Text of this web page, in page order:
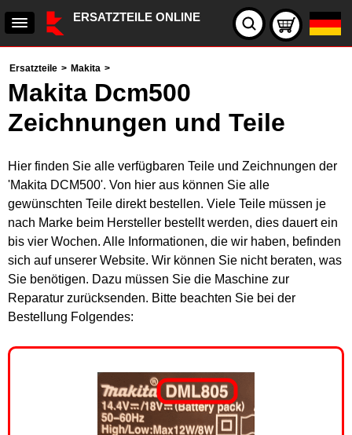
ERSATZTEILE ONLINE
Ersatzteile > Makita >
Makita Dcm500
Zeichnungen und Teile
Hier finden Sie alle verfügbaren Teile und Zeichnungen der
'Makita DCM500'. Von hier aus können Sie alle
gewünschten Teile direkt bestellen. Viele Teile müssen je
nach Marke beim Hersteller bestellt werden, dies dauert ein
bis vier Wochen. Alle Informationen, die wir haben, befinden
sich auf unserer Website. Wir können Sie nicht beraten, was
Sie benötigen. Dazu müssen Sie die Maschine zur
Reparatur zurücksenden. Bitte beachten Sie bei der
Bestellung Folgendes: